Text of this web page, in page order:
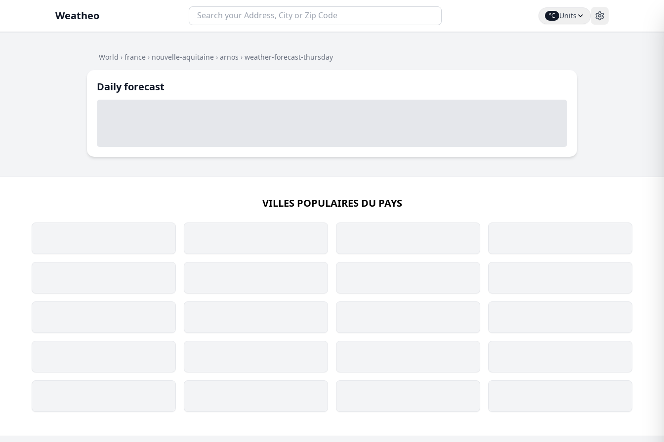
Weatheo °C Units
World › france › nouvelle-aquitaine › arnos › weather-forecast-thursday
Daily forecast
VILLES POPULAIRES DU PAYS